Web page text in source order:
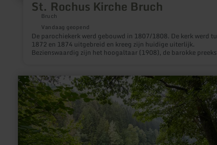
St. Rochus Kirche Bruch
Bruch
Vandaag geopend
De parochiekerk werd gebouwd in 1807/1808. De kerk werd
1872 en 1874 uitgebreid en kreeg zijn huidige uiterlijk.
Bezienswaardig zijn het hoogaltaar (1908), de barokke
meer
informatie
over:
Perlenbachtalsperre